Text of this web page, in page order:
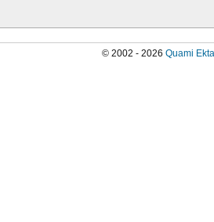
© 2002 - 2026 Quami